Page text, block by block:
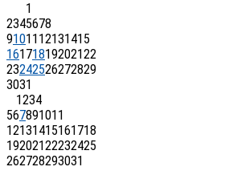
1
2345678
91011 12131415
16171819202122
23242526272829
3031
1234
567891011
12131415161718
19202122232425
262728293031